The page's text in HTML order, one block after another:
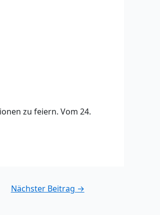
zu feiern. Vom 24.
Nächster Beitrag →